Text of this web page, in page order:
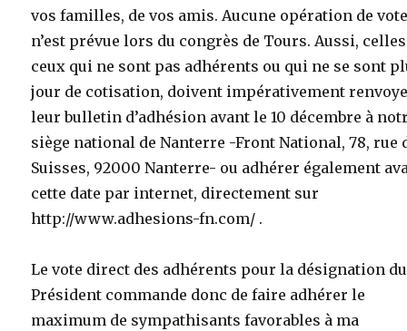
vos familles, de vos amis. Aucune opération de
n’est prévue lors du congrès de Tours. Aussi,
ceux qui ne sont pas adhérents ou qui ne se sont
jour de cotisation, doivent impérativement
leur bulletin d’adhésion avant le 10 décembre à
siège national de Nanterre -Front National, 78, rue
Suisses, 92000 Nanterre- ou adhérer également
cette date par internet, directement sur
http://www.adhesions-fn.com/ .
Le vote direct des adhérents pour la désignation du
Président commande donc de faire adhérer le
maximum de sympathisants favorables à ma